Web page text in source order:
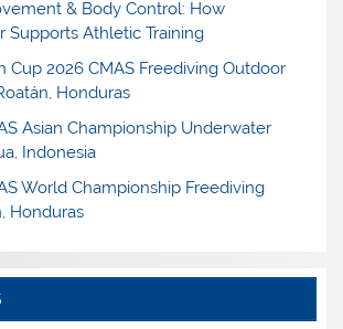
& Body Control: How
Supports Athletic Training
Cup 2026 CMAS Freediving Outdoor
Honduras
Asian Championship Underwater
Indonesia
World Championship Freediving
Honduras